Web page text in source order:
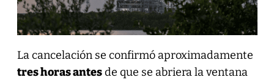
La cancelación se confirmó aproximadamente
tres horas antesde que se abriera la ventana